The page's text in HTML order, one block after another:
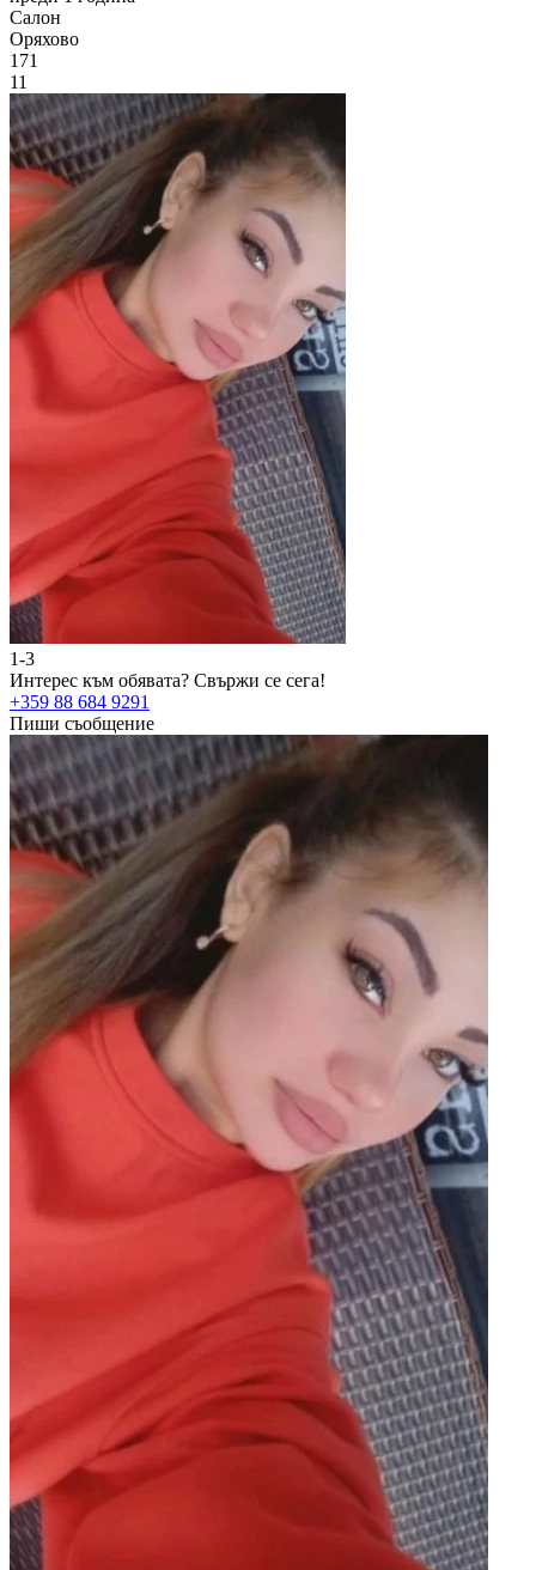
Салон
Оряхово
171
11
1-3
Интерес към обявата? Свържи се сега!
+359 88 684 9291
Пиши съобщение